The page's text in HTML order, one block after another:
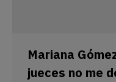
Mariana
jueces no me